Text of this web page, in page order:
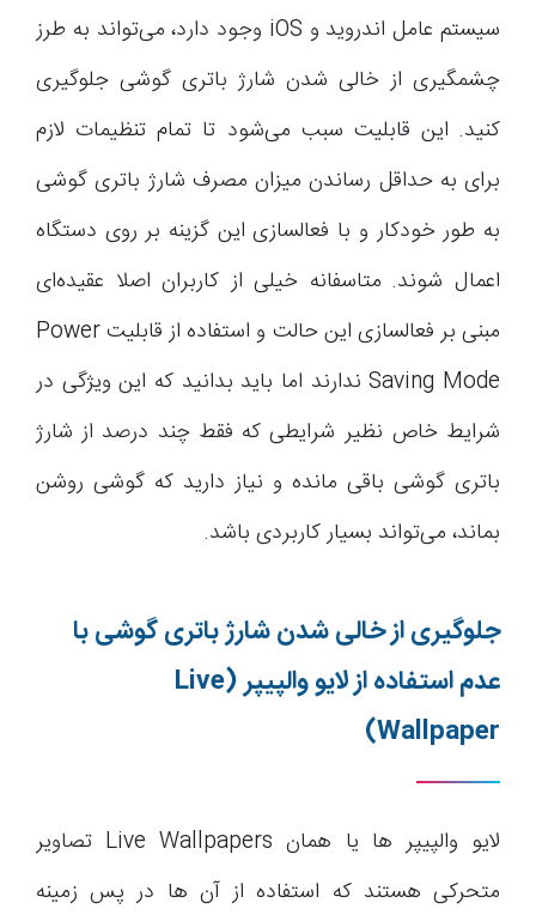
سیستم عامل اندروید و iOS وجود دارد، می‌تواند به طرز
چشمگیری از خالی شدن شارژ باتری گوشی جلوگیری
کنید. این قابلیت سبب می‌شود تا تمام تنظیمات لازم
برای به حداقل رساندن میزان مصرف شارژ باتری گوشی
به طور خودکار و با فعالسازی این گزینه بر روی دستگاه
اعمال شوند. متاسفانه خیلی از کاربران اصلا عقیده‌ای
مبنی بر فعالسازی این حالت و استفاده از قابلیت Power
Saving Mode ندارند اما باید بدانید که این ویژگی در
شرایط خاص نظیر شرایطی که فقط چند درصد از شارژ
باتری گوشی باقی مانده و نیاز دارید که گوشی روشن
بماند، می‌تواند بسیار کاربردی باشد.
جلوگیری از خالی شدن شارژ باتری گوشی با
عدم استفاده از لایو والپیپر (Live
Wallpaper)
لایو والپیپر ها یا همان Live Wallpapers تصاویر
متحرکی هستند که استفاده از آن ها در پس زمینه